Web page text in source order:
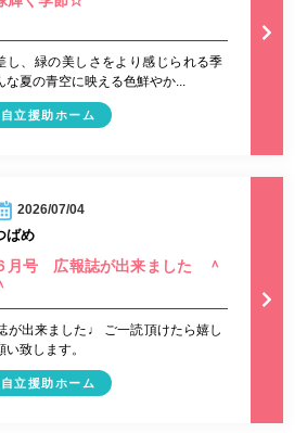
し、緑の美しさをより感じられる季
な夏の青空に映える色鮮やか...
自立援助ホーム
2026/07/04
ばめ
月号 広報誌が出来ました ＾
が出来ました♩ ご一読頂けたら嬉し
致します。
自立援助ホーム